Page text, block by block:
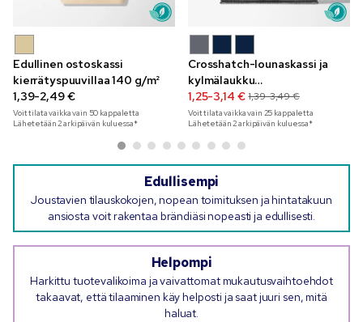
Edullinen ostoskassi
kierrätyspuuvillaa 140 g/m²
1,39-2,49 €
Voit tilata vaikka vain 50 kappaletta
Lähetetään 2 arkipäivän kuluessa*
Crosshatch-lounaskassi ja
kylmälaukku
kierrätysmateriaalista
1,25-3,14 € 1,39-3,49 €
Voit tilata vaikka vain 25 kappaletta
Lähetetään 2 arkipäivän kuluessa*
Edullisempi
Joustavien tilauskokojen, nopean toimituksen ja hintatakuun
ansiosta voit rakentaa brändiäsi nopeasti ja edullisesti.
Helpompi
Harkittu tuotevalikoima ja vaivattomat mukautusvaihtoehdot
takaavat, että tilaaminen käy helposti ja saat juuri sen, mitä
haluat.